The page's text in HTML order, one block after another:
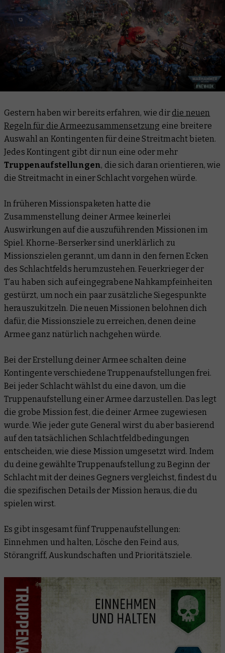
Gestern haben wir bereits erfahren, wie dir die neuen
Regeln für die Armeezusammensetzung eine breitere
Auswahl an Kontingenten für deine Streitmacht bieten.
Jedes Kontingent gibt dir nun eine oder mehr
Truppenaufstellungen, die sich daran orientieren, wie
die Streitmacht in einer Schlacht vorgehen würde.
In früheren Missionspaketen hatte die
Zusammenstellung deiner Armee keinerlei
Auswirkungen auf die auszuführenden Missionen im
Spiel. Khorne-Berserker sind unerklärlich zu
Missionszielen gerannt, um dann in den fernen Ecken
des Schlachtfelds herumzustehen. Feuerkrieger der
T’au haben sich auf eingegrabene Nahkampfeinheiten
gestürzt, um noch ein paar zusätzliche Siegespunkte
herauszukitzeln. Die neuen Missionen belohnen dich
dafür, die Missionsziele zu erreichen, denen deine
Armee ganz natürlich nachgehen würde.
Bei der Erstellung deiner Armee schalten deine
Kontingente verschiedene Truppenaufstellungen frei.
Bei jeder Schlacht wählst du eine davon, um die
Truppenaufstellung einer Armee darzustellen. Das legt
die grobe Mission fest, die deiner Armee zugewiesen
wurde. Wie jeder gute General wirst du aber basierend
auf den tatsächlichen Schlachtfeldbedingungen
entscheiden, wie diese Mission umgesetzt wird. Indem
du deine gewählte Truppenaufstellung zu Beginn der
Schlacht mit der deines Gegners vergleichst, findest du
die spezifischen Details der Mission heraus, die du
spielen wirst.
Es gibt insgesamt fünf Truppenaufstellungen:
Einnehmen und halten, Lösche den Feind aus,
Störangriff, Auskundschaften und Prioritätsziele.